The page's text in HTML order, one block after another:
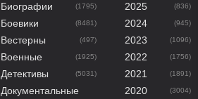
40
1 2 3 4
Биографии
(1795)
Боевики (8481)
Вестерны (497)
Военные (1925)
Детективы (5031)
Документальные
2025
(836)
2024 (945)
2023 (1096)
2022 (1756)
2021 (1891)
2020 (3004)